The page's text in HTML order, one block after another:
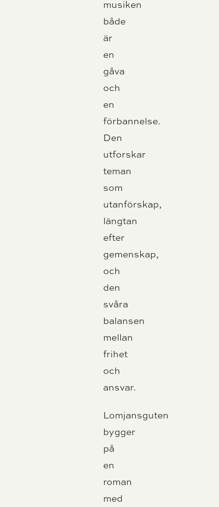
musiken
både
är
en
gåva
och
en
förbannelse.
Den
utforskar
teman
som
utanförskap,
längtan
efter
gemenskap,
och
den
svåra
balansen
mellan
frihet
och
ansvar.
Lomjansguten
bygger
på
en
roman
med